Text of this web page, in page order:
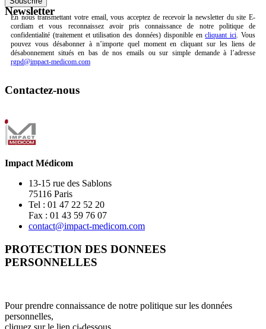
Newsletter
En nous transmettant votre email, vous acceptez de recevoir la newsletter du site E-
cordiam et vous reconnaissez avoir pris connaissance de notre politique de
confidentialité (traitement et utilisation des données) disponible encliquant ici. Vous
pouvez vous désabonner à n’importe quel moment en cliquant sur les liens de
désabonnement situés en bas de nos emails ou sur simple demande à l’adresse
rgpd@impact-medicom.com
Contactez-nous
Impact Médicom
13-15 rue des Sablons
75116 Paris
Tel : 01 47 22 52 20
Fax : 01 43 59 76 07
contact@impact-medicom.com
PROTECTION DES DONNEES
PERSONNELLES
Pour prendre connaissance de notre politique sur les données
personnelles,
cliquez sur le lien ci-dessous.